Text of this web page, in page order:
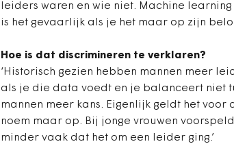
leiders waren en wie niet. Machine
is het gevaarlijk als je het maar op zijn
Hoe is dat discrimineren te verklaren?
‘Historisch gezien hebben mannen meer
als je die data voedt en je balanceert niet
mannen meer kans. Eigenlijk geldt het
noem maar op. Bij jonge vrouwen
minder vaak dat het om een leider ging.’